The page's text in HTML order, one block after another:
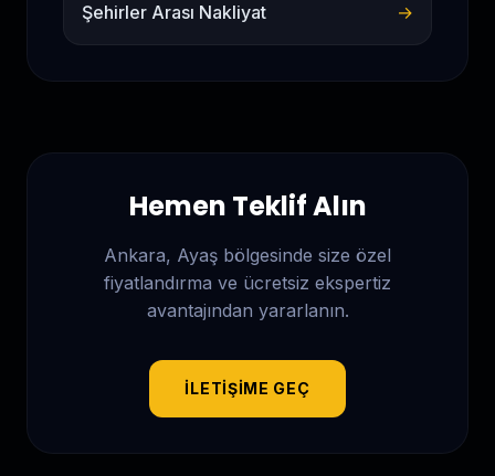
Şehirler Arası Nakliyat →
Hemen Teklif Alın
Ankara, Ayaş bölgesinde size özel
fiyatlandırma ve ücretsiz ekspertiz
avantajından yararlanın.
İLETIŞIME GEÇ